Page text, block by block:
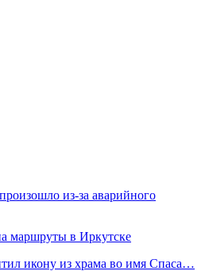
из-за аварийного
маршруты в Иркутске
икону из храма во имя Спаса…